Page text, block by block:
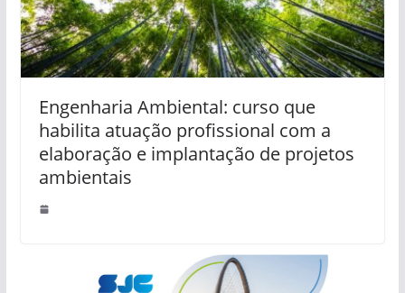
Engenharia Ambiental: curso que
habilita atuação profissional com a
elaboração e implantação de projetos
ambientais